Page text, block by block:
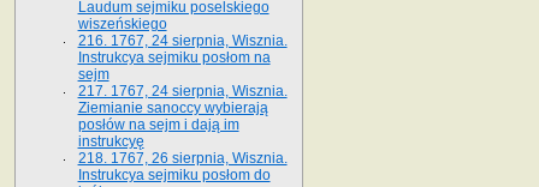
Laudum sejmiku poselskiego
wiszeńskiego
216. 1767, 24 sierpnia, Wisznia.
Instrukcya sejmiku posłom na
sejm
217. 1767, 24 sierpnia, Wisznia.
Ziemianie sanoccy wybierają
posłów na sejm i dają im
instrukcyę
218. 1767, 26 sierpnia, Wisznia.
Instrukcya sejmiku posłom do